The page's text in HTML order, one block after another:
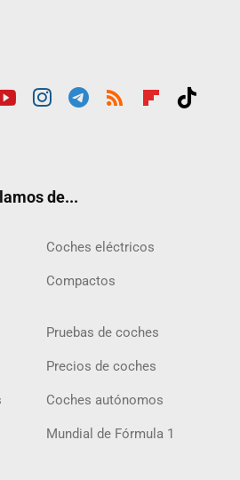
de...
Coches eléctricos
Compactos
Pruebas de coches
Precios de coches
Coches autónomos
Mundial de Fórmula 1